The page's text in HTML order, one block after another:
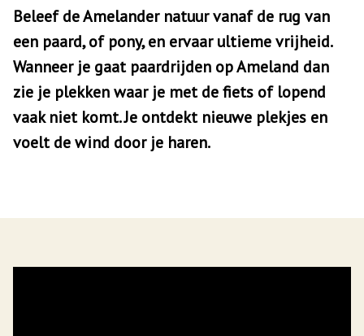
Beleef de Amelander natuur vanaf de rug van
een paard, of pony, en ervaar ultieme vrijheid.
Wanneer je gaat paardrijden op Ameland dan
zie je plekken waar je met de fiets of lopend
vaak niet komt. Je ontdekt nieuwe plekjes en
voelt de wind door je haren.